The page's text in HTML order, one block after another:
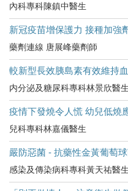
內科專科陳鎮中醫生
新冠疫苗增保護力 接種加強
藥劑連線 唐展峰藥劑師
較新型長效胰島素有效維持
内分泌及糖尿科專科林景欣醫生
疫情下發燒令人慌 幼兒低燒
兒科專科林嘉儀醫生
嚴防惡菌 - 抗藥性金黃葡萄
感染及傳染病科專科黃天祐醫生